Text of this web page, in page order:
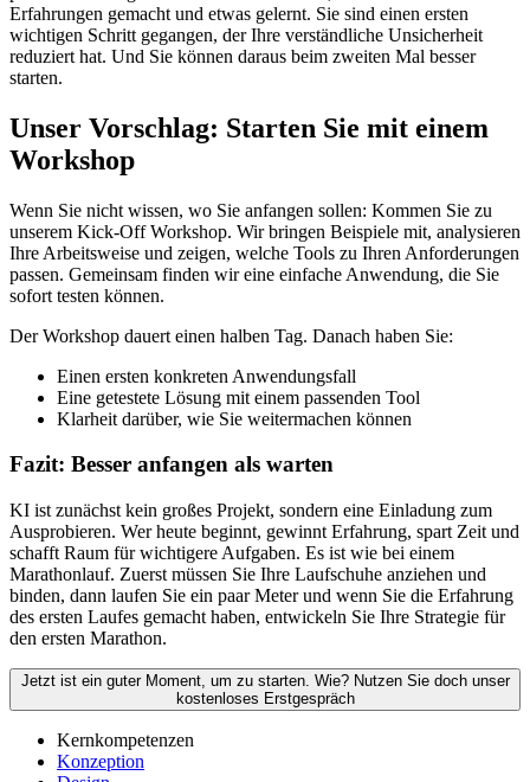
Erfahrungen gemacht und etwas gelernt. Sie sind einen ersten
wichtigen Schritt gegangen, der Ihre verständliche Unsicherheit
reduziert hat. Und Sie können daraus beim zweiten Mal besser
starten.
Unser Vorschlag: Starten Sie mit einem
Workshop
Wenn Sie nicht wissen, wo Sie anfangen sollen: Kommen Sie zu
unserem Kick-Off Workshop. Wir bringen Beispiele mit, analysieren
Ihre Arbeitsweise und zeigen, welche Tools zu Ihren Anforderungen
passen. Gemeinsam finden wir eine einfache Anwendung, die Sie
sofort testen können.
Der Workshop dauert einen halben Tag. Danach haben Sie:
Einen ersten konkreten Anwendungsfall
Eine getestete Lösung mit einem passenden Tool
Klarheit darüber, wie Sie weitermachen können
Fazit: Besser anfangen als warten
KI ist zunächst kein großes Projekt, sondern eine Einladung zum
Ausprobieren. Wer heute beginnt, gewinnt Erfahrung, spart Zeit und
schafft Raum für wichtigere Aufgaben. Es ist wie bei einem
Marathonlauf. Zuerst müssen Sie Ihre Laufschuhe anziehen und
binden, dann laufen Sie ein paar Meter und wenn Sie die Erfahrung
des ersten Laufes gemacht haben, entwickeln Sie Ihre Strategie für
den ersten Marathon.
Jetzt ist ein guter Moment, um zu starten. Wie? Nutzen Sie doch unser
kostenloses Erstgespräch
Kernkompetenzen
Konzeption